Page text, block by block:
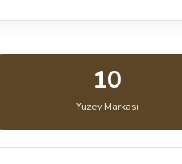
10
Yüzey Markası